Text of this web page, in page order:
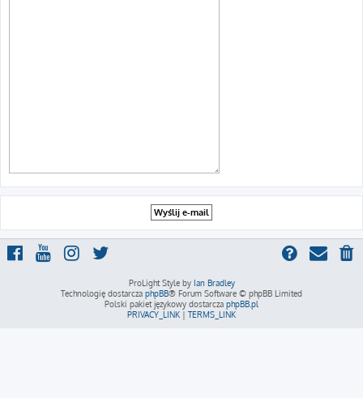
ProLight Style by Ian Bradley
Technologię dostarcza phpBB® Forum Software © phpBB Limited
Polski pakiet językowy dostarcza phpBB.pl
PRIVACY_LINK | TERMS_LINK